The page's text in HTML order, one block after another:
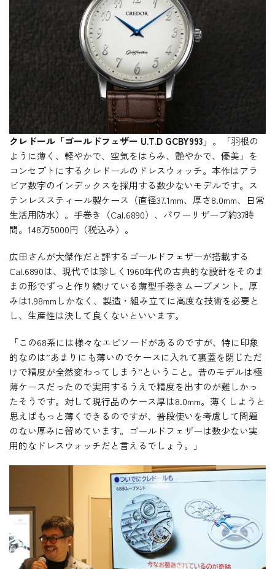
クレドール「ゴールドフェザー U.T.D GCBY993」 。「羽根の
ように薄く、軽やかで、空気をはらみ、艶やかで、優美」を
コンセプトにするクレドールのドレスウォッチ。本作はアラ
ビア数字のインデックスを採用する数少ないモデルです。ス
テンレススティール製ケース（直径37.1mm、厚さ8.0mm、日常
生活用防水）。手巻き（Cal.6890）、パワーリザーブ約37時
間。148万5000円（税込み）。
広田さんが大傑作だと評するゴールドフェザーが搭載する
Cal.6890は、現代では珍しく1960年代の古典的な設計をそのま
まの形でずっと作り続けている薄型手巻きムーブメント。厚
みは1.98mmしかなく、製造・組み立てに高度な技術を必要と
し、生産性は決して良くないといいます。
「この68系には様々なエピソードがあるのですが、特に印象
的なのは”あまりにも薄いのでケースに入れて裏蓋を閉じただ
けで精度が全然変わってしまう”ということ。昔のモデルは極
薄ケースだったので実用するうえで精度を出すのが難しかっ
たそうです。対して現行品のケース厚は8.0mm。薄くしようと
思えばもっと薄くできるのですが、普段使いを考慮して問題
のない厚みに留めています。ゴールドフェザーは数少ない実
用的なドレスウォッチだと言えるでしょう。」